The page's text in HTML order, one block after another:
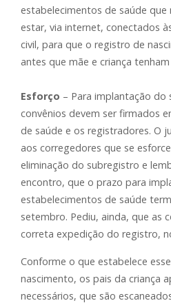
estabelecimentos de saúde
estar, via internet, conectados
civil, para que o registro de
antes que mãe e criança
Esforço – Para implantação do
convênios devem ser firmados
de saúde e os registradores. O
aos corregedores que se
eliminação do subregistro e
encontro, que o prazo para
estabelecimentos de saúde
setembro. Pediu, ainda, que as
correta expedição do registro,
Conforme o que estabelece
nascimento, os pais da criança
necessários, que são